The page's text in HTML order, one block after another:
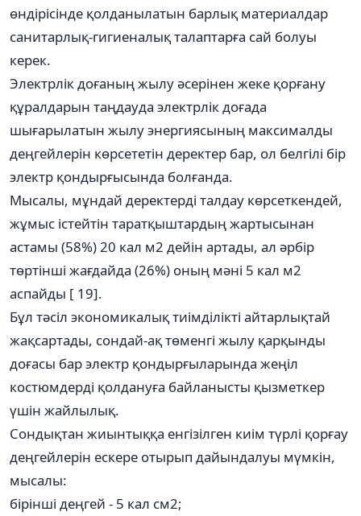
өндірісінде қолданылатын барлық материалдар
санитарлық-гигиеналық талаптарға сай болуы
керек.
Электрлік доғаның жылу әсерінен жеке қорғану
құралдарын таңдауда электрлік доғада
шығарылатын жылу энергиясының максималды
деңгейлерін көрсететін деректер бар, ол белгілі бір
электр қондырғысында болғанда.
Мысалы, мұндай деректерді талдау көрсеткендей,
жұмыс істейтін таратқыштардың жартысынан
астамы (58%) 20 кал м2 дейін артады, ал әрбір
төртінші жағдайда (26%) оның мәні 5 кал м2
аспайды [ 19].
Бұл тәсіл экономикалық тиімділікті айтарлықтай
жақсартады, сондай-ақ төменгі жылу қарқынды
доғасы бар электр қондырғыларында жеңіл
костюмдерді қолдануға байланысты қызметкер
үшін жайлылық.
Сондықтан жиынтыққа енгізілген киім түрлі қорғау
деңгейлерін ескере отырып дайындалуы мүмкін,
мысалы:
бірінші деңгей - 5 кал см2;